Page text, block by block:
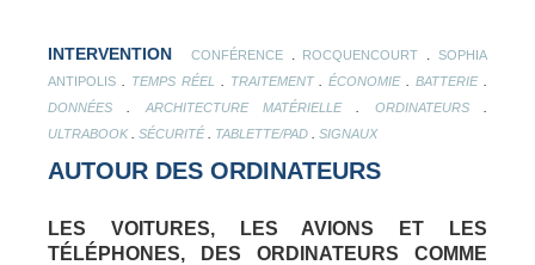
INTERVENTION CONFÉRENCE. ROCQUENCOURT .SOPHIA
ANTIPOLIS
TEMPS RÉEL TRAITEMENT.ÉCONOMIE.BATTERIE.
DONNÉES ARCHITECTURE MATÉRIELLE. ORDINATEURS.
ULTRABOOK. SÉCURITÉ. TABLETTE/PAD SIGNAUX
AUTOUR DES ORDINATEURS
LES VOITURES, LES AVIONS ET LES
TÉLÉPHONES, DES ORDINATEURS COMME